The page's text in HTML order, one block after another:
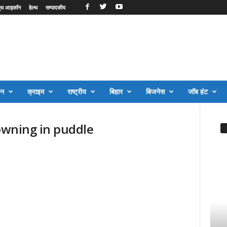
आइकॉन हेल्थ सम्पादकीय
क्राइम राष्ट्रीय बिहार बिजनेस जॉब हंट
in puddle